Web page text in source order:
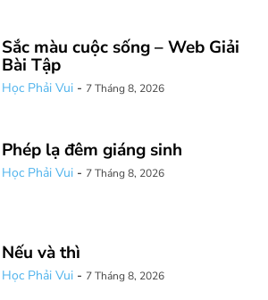
Sắc màu cuộc sống – Web Giải
Bài Tập
Học Phải Vui - 7 Tháng 8, 2026
Phép lạ đêm giáng sinh
Học Phải Vui - 7 Tháng 8, 2026
Nếu và thì
Học Phải Vui - 7 Tháng 8, 2026